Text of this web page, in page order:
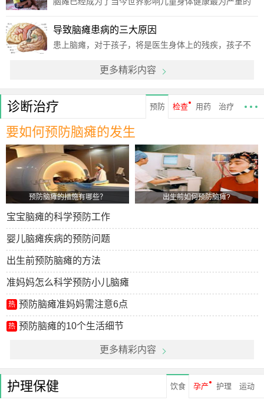
影响，但是由于脑瘫会影响中枢神经对运动的调节能
力，所以，儿童得了脑瘫以后行为活动会出现异常。那
导致脑瘫患病的三大原因
患上脑瘫，对于孩子，将是医生身体上的残疾，孩子不
上下班，对孩子来说是极度残忍的，所以，人们要了解
病症进行
更多精彩内容
诊断治疗 预防 检查 用药 治疗
要如何预防脑瘫的发生
预防脑瘫的措施有哪些？ 出生前如何预防脑瘫?
宝宝脑瘫的科学预防工作
婴儿脑瘫疾病的预防问题
出生前预防脑瘫的方法
准妈妈怎么科学预防小儿脑瘫
热 预防脑瘫准妈妈需注意6点
热 预防脑瘫的10个生活细节
更多精彩内容
护理保健 饮食 孕产 护理 运动